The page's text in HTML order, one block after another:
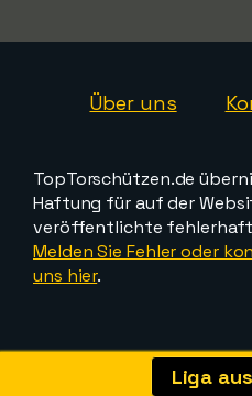
Über uns
TopTorschützen.de
Haftung für auf der
veröffentlichte
Melden Sie Fehler oder
uns hier.
Liga